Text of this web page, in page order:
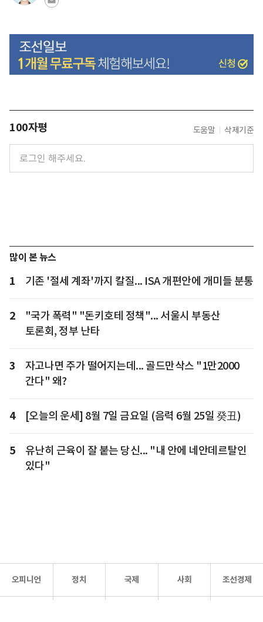
100자평 도움말 삭제기준
많이 본 뉴스
1 기존 '절세 계좌'까지 칼질... ISA 개편안에 개미들 분통
2
"국가 폭력" "돈키호테 정책"... 서울시 부동산
토론회, 정부 난타
3
자고나면 주가 떨어지는데... 골드만삭스 "1만2000
간다" 왜?
4 [오늘의 운세] 8월 7일 금요일 (음력 6월 25일 癸丑)
5
유난히 근육이 잘 붙는 당신... "내 안에 네안데르탈인
있다"
오피니언 정치 국제 사회 조선경제